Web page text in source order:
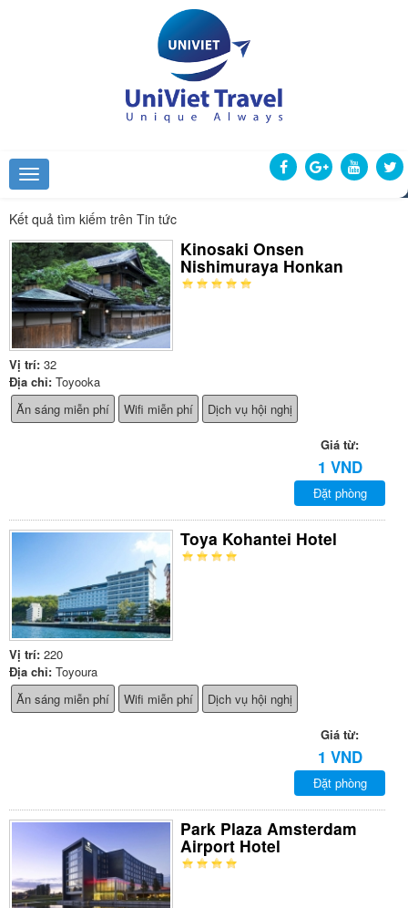
Kết quả tìm kiếm trên Tin tức
Kinosaki Onsen
Nishimuraya Honkan
Vị trí: 32
Địa chỉ: Toyooka
Ăn sáng miễn phí
Wifi miễn phí Dịch vụ hội nghị
Giá từ:
1 VND
Đặt phòng
Toya Kohantei Hotel
Vị trí: 220
Địa chỉ: Toyoura
Ăn sáng miễn phí
Wifi miễn phí Dịch vụ hội nghị
Giá từ:
1 VND
Đặt phòng
Park Plaza Amsterdam
Airport Hotel